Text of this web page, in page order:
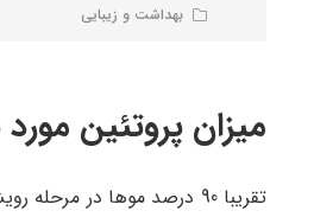
بهداشت و زیبایی
میزان پروتئین